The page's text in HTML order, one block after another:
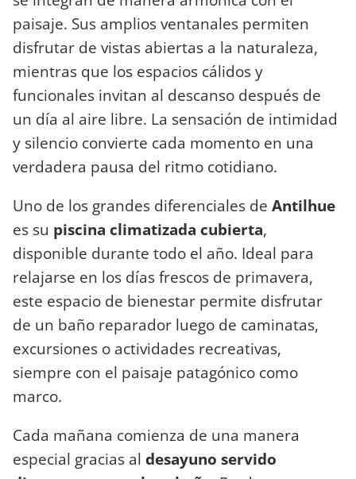
paisaje. Sus amplios ventanales permiten
disfrutar de vistas abiertas a la naturaleza,
mientras que los espacios cálidos y
funcionales invitan al descanso después de
un día al aire libre. La sensación de intimidad
y silencio convierte cada momento en una
verdadera pausa del ritmo cotidiano.
Uno de los grandes diferenciales de Antilhue
es su piscina climatizada cubierta,
disponible durante todo el año. Ideal para
relajarse en los días frescos de primavera,
este espacio de bienestar permite disfrutar
de un baño reparador luego de caminatas,
excursiones o actividades recreativas,
siempre con el paisaje patagónico como
marco.
Cada mañana comienza de una manera
especial gracias al desayuno servido